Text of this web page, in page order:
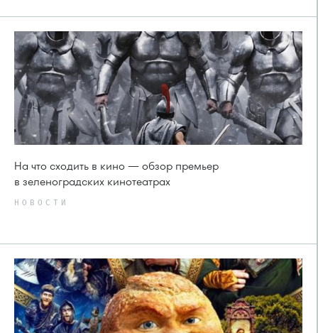
На что сходить в кино — обзор премьер
в зеленоградских кинотеатрах
НОВОСТИ